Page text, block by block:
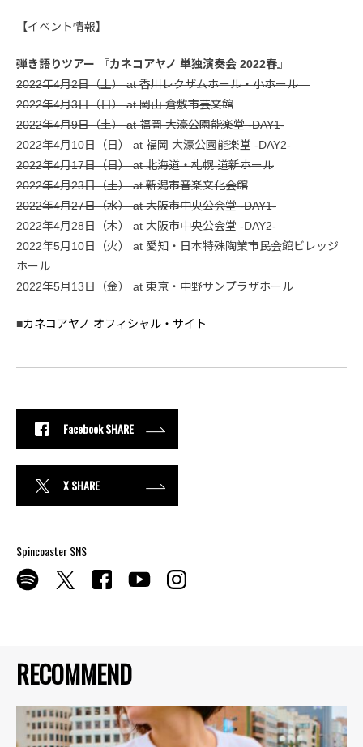
RECOMMEND
【イベント情報】
弾き語りツアー 『カネコアヤノ 単独演奏会 2022春』
2022年4月2日（土） at 香川レクザムホール・小ホール
2022年4月3日（日） at 岡山 倉敷市芸文館
2022年4月9日（土） at 福岡 大濠公園能楽堂 -DAY1-
2022年4月10日（日） at 福岡 大濠公園能楽堂 -DAY2-
2022年4月17日（日） at 北海道・札幌 道新ホール
2022年4月23日（土） at 新潟市音楽文化会館
2022年4月27日（水） at 大阪市中央公会堂 -DAY1-
2022年4月28日（木） at 大阪市中央公会堂 -DAY2-
2022年5月10日（火） at 愛知・日本特殊陶業市民会館ビレッジ
ホール
2022年5月13日（金） at 東京・中野サンプラザホール
■カネコアヤノ オフィシャル・サイト
Facebook SHARE
X SHARE
Spincoaster SNS